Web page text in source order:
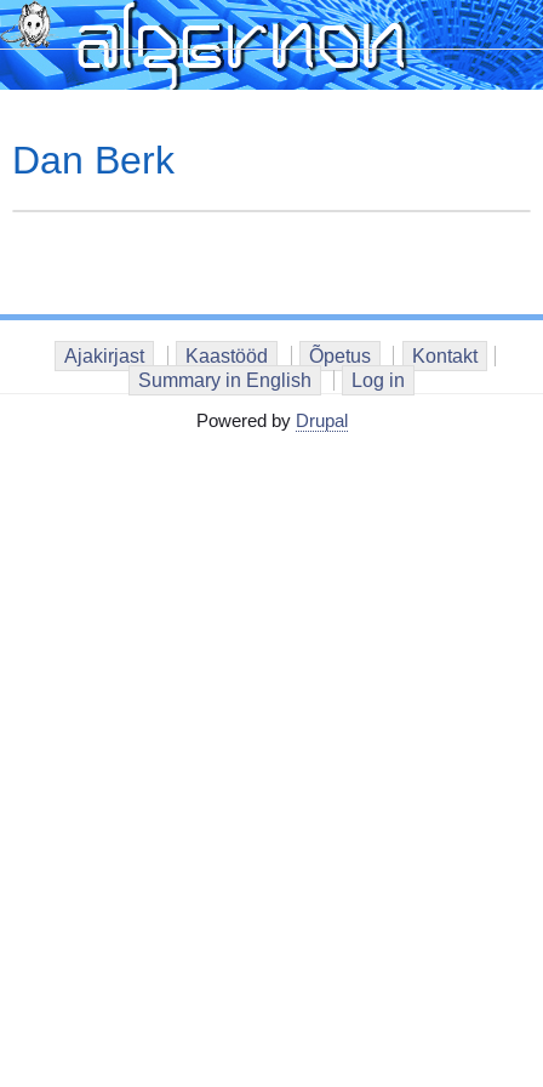
Skip
to
main
content
Dan Berk
Ajakirjast Kaastööd Õpetus
Kontakt
Summary in English
Log in
Powered by Drupal